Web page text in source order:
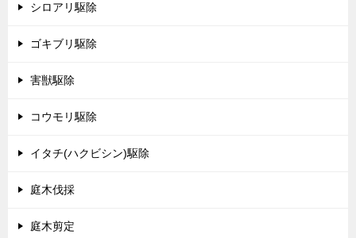
シロアリ駆除
ゴキブリ駆除
害獣駆除
コウモリ駆除
イタチ(ハクビシン)駆除
庭木伐採
庭木剪定